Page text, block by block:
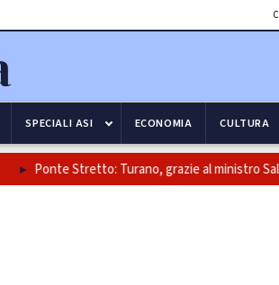
SPECIALI ASI ECONOMIA CULTURA
Ponte Stretto: Turano, grazie al ministro Salvini e